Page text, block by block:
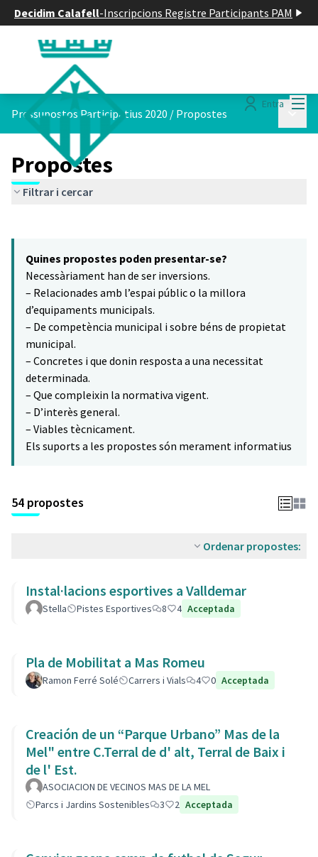
Decidim Calafell-Inscripcions Registre Participants PAM
Entra
Pressupostos Participatius 2020 / Propostes
Propostes
Filtrar i cercar
−
Quines propostes poden presentar-se?
Necessàriament han de ser inversions.
– Relacionades amb l’espai públic o la millora
d’equipaments municipals.
– De competència municipal i sobre béns de propietat
municipal.
– Concretes i que donin resposta a una necessitat
determinada.
– Que compleixin la normativa vigent.
– D’interès general.
– Viables tècnicament.
Els suports a les propostes són merament informatius
54 propostes
Ordenar propostes:
Instal·lacions esportives a Valldemar
Stella Pistes Esportives 8 4 Acceptada
Pla de Mobilitat a Mas Romeu
Ramon Ferré Solé Carrers i Vials 4 0 Acceptada
Creación de un “Parque Urbano” Mas de la
Mel" entre C.Terral de d' alt, Terral de Baix i
de l' Est.
ASOCIACION DE VECINOS MAS DE LA MEL
Parcs i Jardins Sostenibles
3 2 Acceptada